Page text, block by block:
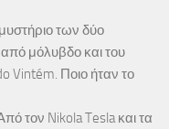
των δύο
μόλυβδο και του
Vintém. Ποιο ήταν το
τον Nikola Tesla και τα